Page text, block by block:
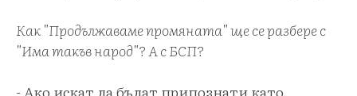
Как "Продължаваме промяната" ще се разбере с
"Има такъв народ"? А с БСП?
- Ако искат да бъдат припознати като